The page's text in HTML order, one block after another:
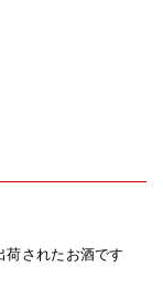
荷されたお酒です